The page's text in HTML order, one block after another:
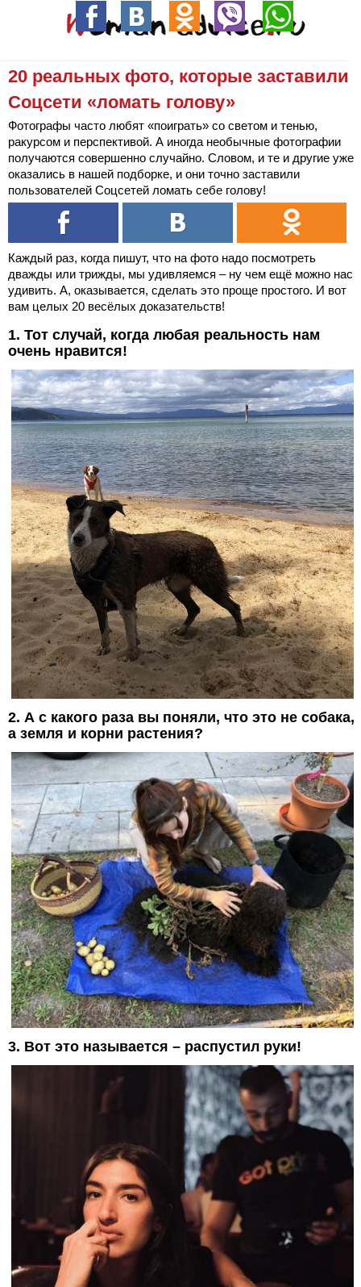
20 реальных фото, которые заставили
Соцсети «ломать голову»
Фотографы часто любят «поиграть» со светом и тенью,
ракурсом и перспективой. А иногда необычные фотографии
получаются совершенно случайно. Словом, и те и другие уже
оказались в нашей подборке, и они точно заставили
пользователей Соцсетей ломать себе голову!
Каждый раз, когда пишут, что на фото надо посмотреть
дважды или трижды, мы удивляемся – ну чем ещё можно нас
удивить. А, оказывается, сделать это проще простого. И вот
вам целых 20 весёлых доказательств!
1. Тот случай, когда любая реальность нам
очень нравится!
2. А с какого раза вы поняли, что это не собака,
а земля и корни растения?
3. Вот это называется – распустил руки!